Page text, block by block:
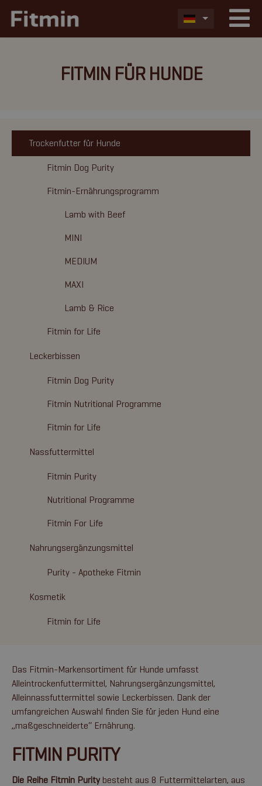
FITMIN FÜR HUNDE
Trockenfutter für Hunde
Fitmin Dog Purity
Fitmin-Ernährungsprogramm
Lamb with Beef
MINI
MEDIUM
MAXI
Lamb & Rice
Fitmin for Life
Leckerbissen
Fitmin Dog Purity
Fitmin Nutritional Programme
Fitmin for Life
Nassfuttermittel
Fitmin Purity
Nutritional Programme
Fitmin For Life
Nahrungsergänzungsmittel
Purity - Apotheke Fitmin
Kosmetik
Fitmin for Life
Das Fitmin-Markensortiment für Hunde umfasst
Alleintrockenfuttermittel, Nahrungsergänzungsmittel,
Alleinnassfuttermittel sowie Leckerbissen. Dank der
umfangreichen Auswahl finden Sie für jeden Hund eine
„maßgeschneiderte“ Ernährung.
FITMIN PURITY
Die Reihe Fitmin Purity besteht aus 8 Futtermittelarten, aus